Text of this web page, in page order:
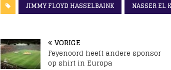
JIMMY FLOYD HASSELBAINK NASSER EL
VORIGE
Feyenoord heeft andere sponsor
op shirt in Europa